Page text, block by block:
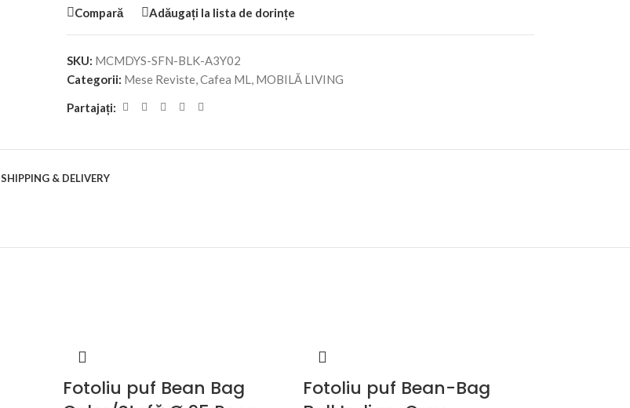
Compară Adăugați la lista de dorințe
SKU: MCMDYS-SFN-BLK-A3Y02
Categorii: Mese Reviste, Cafea ML, MOBILĂ LIVING
Partajați:
SHIPPING & DELIVERY
Fotoliu puf Bean Bag
Fotoliu puf Bean-Bag